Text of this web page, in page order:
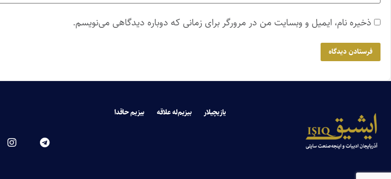
ذخیره نام، ایمیل و وبسایت من در مرورگر برای زمانی که دوباره دیدگاهی می‌نویسم.
یازیچیلار بیزیم‌له علاقه بیزیم حاقدا